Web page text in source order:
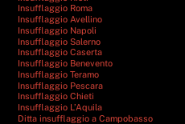
Insufflaggio Roma
Insufflaggio Avellino
Insufflaggio Napoli
Insufflaggio Salerno
Insufflaggio Caserta
Insufflaggio Benevento
Insufflaggio Teramo
Insufflaggio Pescara
Insufflaggio Chieti
Insufflaggio L’Aquila
Ditta insufflaggio a Campobasso